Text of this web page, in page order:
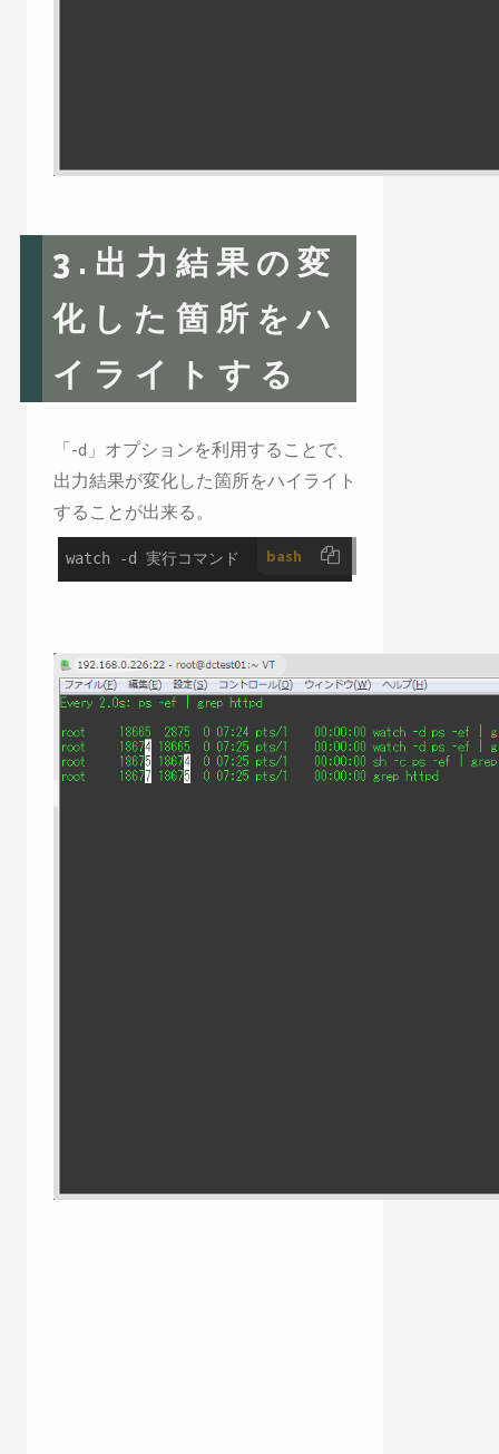
3.出力結果の変
化した箇所をハ
イライトする
「-d」オプションを利用することで、
出力結果が変化した箇所をハイライト
することが出来る。
bash
watch -d 実行コマンド